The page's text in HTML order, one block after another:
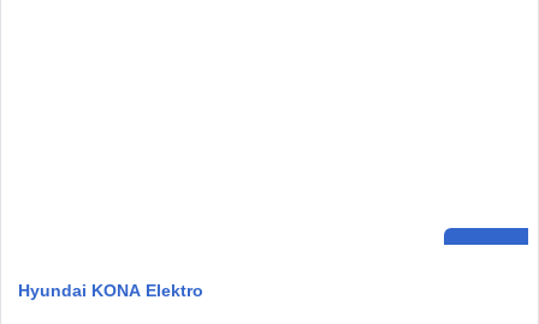
Hyundai KONA Elektro